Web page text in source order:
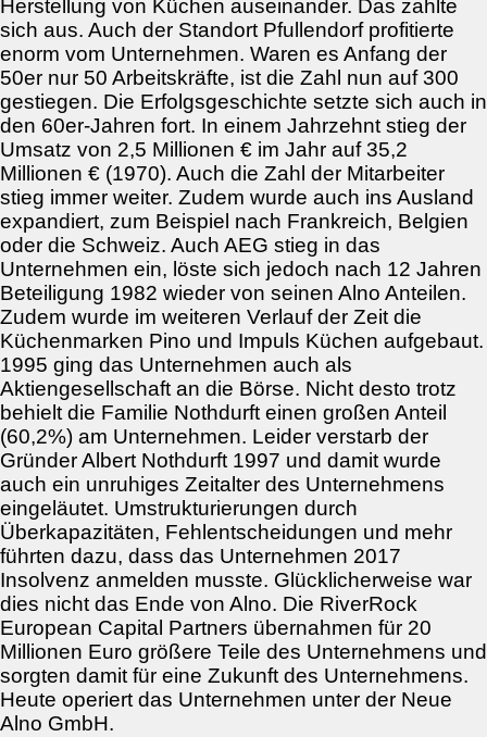
Herstellung von Küchen auseinander. Das zahlte
sich aus. Auch der Standort Pfullendorf profitierte
enorm vom Unternehmen. Waren es Anfang der
50er nur 50 Arbeitskräfte, ist die Zahl nun auf 300
gestiegen. Die Erfolgsgeschichte setzte sich auch in
den 60er-Jahren fort. In einem Jahrzehnt stieg der
Umsatz von 2,5 Millionen € im Jahr auf 35,2
Millionen € (1970). Auch die Zahl der Mitarbeiter
stieg immer weiter. Zudem wurde auch ins Ausland
expandiert, zum Beispiel nach Frankreich, Belgien
oder die Schweiz. Auch AEG stieg in das
Unternehmen ein, löste sich jedoch nach 12 Jahren
Beteiligung 1982 wieder von seinen Alno Anteilen.
Zudem wurde im weiteren Verlauf der Zeit die
Küchenmarken Pino und Impuls Küchen aufgebaut.
1995 ging das Unternehmen auch als
Aktiengesellschaft an die Börse. Nicht desto trotz
behielt die Familie Nothdurft einen großen Anteil
(60,2%) am Unternehmen. Leider verstarb der
Gründer Albert Nothdurft 1997 und damit wurde
auch ein unruhiges Zeitalter des Unternehmens
eingeläutet. Umstrukturierungen durch
Überkapazitäten, Fehlentscheidungen und mehr
führten dazu, dass das Unternehmen 2017
Insolvenz anmelden musste. Glücklicherweise war
dies nicht das Ende von Alno. Die RiverRock
European Capital Partners übernahmen für 20
Millionen Euro größere Teile des Unternehmens und
sorgten damit für eine Zukunft des Unternehmens.
Heute operiert das Unternehmen unter der Neue
Alno GmbH.